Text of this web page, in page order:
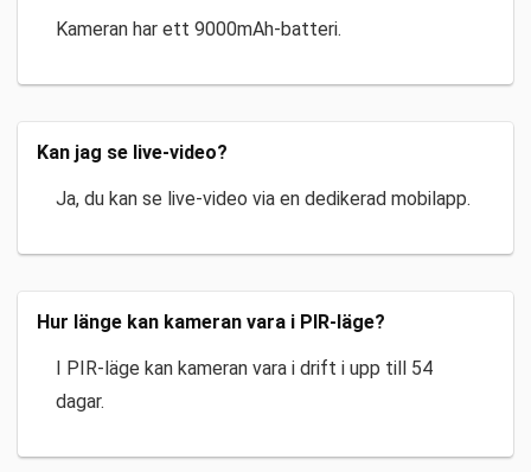
Kameran har ett 9000mAh-batteri.
Kan jag se live-video?
Ja, du kan se live-video via en dedikerad mobilapp.
Hur länge kan kameran vara i PIR-läge?
I PIR-läge kan kameran vara i drift i upp till 54
dagar.